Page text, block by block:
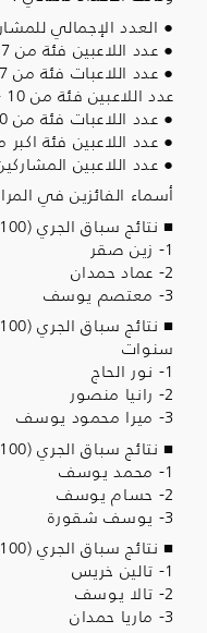
● العدد الإجمالي
● عدد اللاعبين فئة من 7 - 10 سنوات = 55 لاعب
● عدد اللاعبات فئة من 7 - 10 سنوات = 35 لاعبة
عدد اللاعبين فئة من 10 - 15 سنة = 45 لاعب
● عدد اللاعبات فئة من 10 - 15 سنة = 33 لاعبة
● عدد اللاعبين فئة اكبر من 15 سنة = 15
● عدد اللاعبين المشاركين
أسماء الفائزين في
■ نتائج سباق الجري (100 متر ) ذكور فئة من 7 - 10 سنوات
1- زين صقر
2- عماد حمدان
3- معتصم يوسف
سنوات
1- نور الحاج
2- رانيا منصور
3- ميرا محمود يوسف
■ نتائج سباق الجري (100 متر ) ذكور فئة من 10 - 15 سنة
1- محمد يوسف
2- حسام يوسف
3- يوسف شقورة
■ نتائج سباق الجري (100 متر ) فتيات فئة من 10 - 15 سنة
1- تالين خريس
2- تالا يوسف
3- ماريا حمدان